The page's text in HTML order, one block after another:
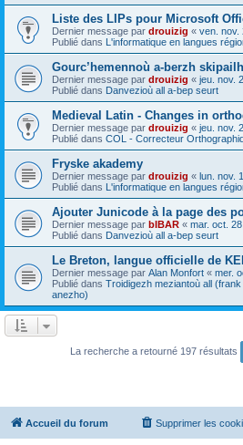
Liste des LIPs pour Microsoft
Dernier message par drouizig « ven. nov.
Publié dans L'informatique en langues
Gourc’hemennoù a-berzh
Dernier message par drouizig « jeu. nov.
Publié dans Danvezioù all a-bep seurt
Medieval Latin - Changes in
Dernier message par drouizig « jeu. nov.
Publié dans COL - Correcteur
Fryske akademy
Dernier message par drouizig « lun. nov.
Publié dans L'informatique en langues
Ajouter Junicode à la page des
Dernier message par bIBAR « mar. oct.
Publié dans Danvezioù all a-bep seurt
Le Breton, langue officielle de
Dernier message par Alan Monfort « mer.
Publié dans Troidigezh meziantoù all
anezho)
La recherche a retourné 197 résultats
Accueil du forum Supprimer les